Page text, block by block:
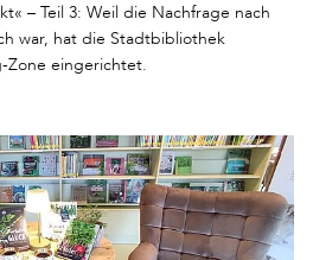
– Teil 3: Weil die Nachfrage nach
war, hat die Stadtbibliothek
Zone eingerichtet.